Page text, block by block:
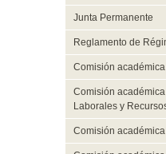
Junta Permanente
Reglamento de
Comisión
Comisión
Laborales y
Comisión